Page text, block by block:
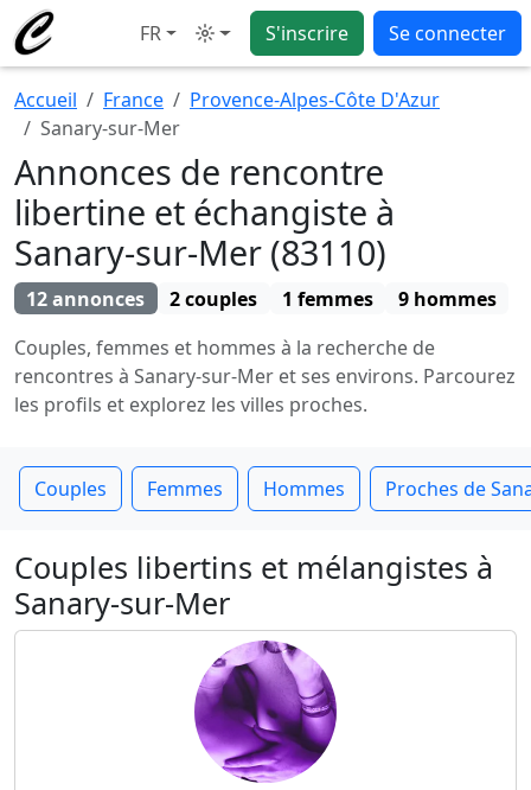
FR Mode S'inscrire Se connecter
Accueil France
Provence-Alpes-Côte D'Azur
Sanary-sur-Mer
Annonces de rencontre
libertine et échangiste à
Sanary-sur-Mer (83110)
12 annonces 2 couples 1 femmes
9 hommes
Couples, femmes et hommes à la recherche de
rencontres à Sanary-sur-Mer et ses environs. Parcourez
les profils et explorez les villes proches.
Couples Femmes Hommes Proches de
Couples libertins et mélangistes à
Sanary-sur-Mer